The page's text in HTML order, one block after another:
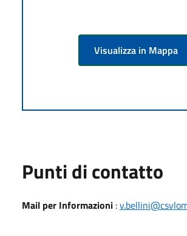
Visualizza in Mappa
Punti di contatto
Mail per Informazioni :